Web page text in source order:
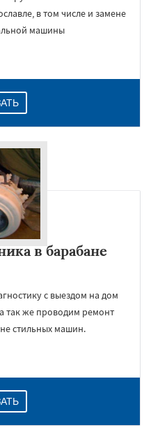
в том числе и замене
машины
в барабане
с выездом на дом
так же проводим ремонт
стильных машин.